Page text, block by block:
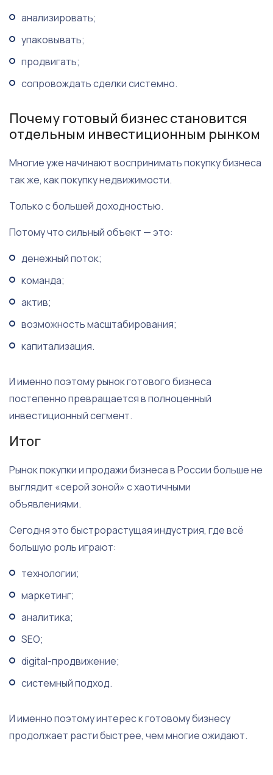
анализировать;
упаковывать;
продвигать;
сопровождать сделки системно.
Почему готовый бизнес становится
отдельным инвестиционным рынком
Многие уже начинают воспринимать покупку бизнеса
так же, как покупку недвижимости.
Только с большей доходностью.
Потому что сильный объект — это:
денежный поток;
команда;
актив;
возможность масштабирования;
капитализация.
И именно поэтому рынок готового бизнеса
постепенно превращается в полноценный
инвестиционный сегмент.
Итог
Рынок покупки и продажи бизнеса в России больше не
выглядит «серой зоной» с хаотичными
объявлениями.
Сегодня это быстрорастущая индустрия, где всё
большую роль играют:
технологии;
маркетинг;
аналитика;
SEO;
digital-продвижение;
системный подход.
И именно поэтому интерес к готовому бизнесу
продолжает расти быстрее, чем многие ожидают.